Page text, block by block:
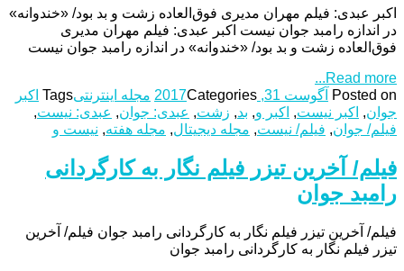
اکبر عبدی: فیلم مهران مدیری فوق‌العاده زشت و بد بود/ «خندوانه»
در اندازه رامبد جوان نیست اکبر عبدی: فیلم مهران مدیری
فوق‌العاده زشت و بد بود/ «خندوانه» در اندازه رامبد جوان نیست
Read more...
Posted on آگوست 31, 2017 Categories مجله اینترنتیTags اکبر
جوان, اکبر نیست, اکبر و, بد, زشت, عبدی: جوان, عبدی: نیست,
فیلم/ جوان, فیلم/ نیست, مجله دیجیتال, مجله هفته, نیست و
فیلم/ آخرین تیزر فیلم نگار به کارگردانی
رامبد جوان
فیلم/ آخرین تیزر فیلم نگار به کارگردانی رامبد جوان فیلم/ آخرین
تیزر فیلم نگار به کارگردانی رامبد جوان